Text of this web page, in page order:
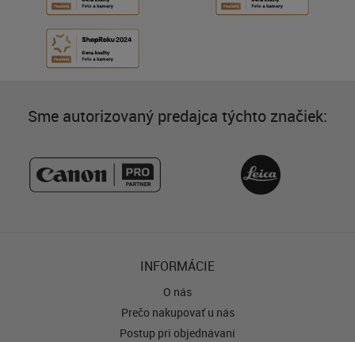
Sme autorizovaný predajca týchto značiek:
INFORMÁCIE
O nás
Prečo nakupovať u nás
Postup pri objednávaní